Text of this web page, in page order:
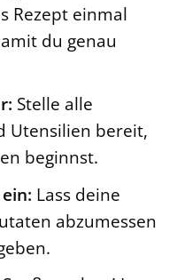
Rezept einmal
du genau
Stelle alle
Utensilien bereit,
beginnst.
Lass deine
abzumessen